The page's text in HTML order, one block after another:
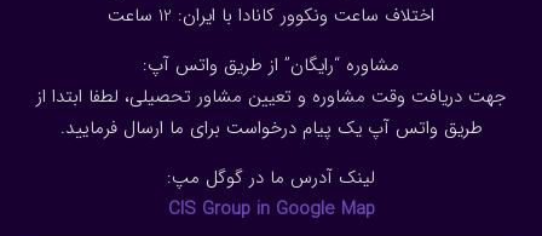
اختلاف ساعت ونکوور کانادا با ایران: 1 2 ساعت
مشاوره “رایگان” از طریق واتس آپ:
جهت دریافت وقت مشاوره و تعیین مشاور تحصیلی، لطفا ابتدا از
طریق واتس آپ یک پیام درخواست برای ما ارسال فرمایید.
لینک آدرس ما در گوگل مپ:
CIS Group in Google Map